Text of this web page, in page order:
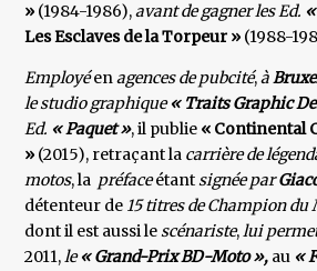
» (1984-1986),avant de gagner les Ed.
Les Esclaves de la Torpeur » (1988-
Employéenagences de pubcité,à
le studio graphique « Traits Graphic
Ed. « Paquet », il publie « Continental
» (2015), retraçant la carrière de
motos, la préfaceétantsignée par
détenteur de 15 titres de Champion du
dont il est aussi lescénariste,lui
2011,le« Grand-Prix BD-Moto », au «